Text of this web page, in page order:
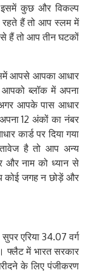
कुछ और विकल्प
रहते हैं तो आप स्लम में
हैं तो आप तीन घटकों
आपसे आपका आधार
आपको ब्लॉक में अपना
अगर आपके पास आधार
12 अंकों का नंबर
कार्ड पर दिया गया
है तो आप अन्य
और नाम को ध्यान से
कोई जगह न छोड़ें और
एरिया 34.07 वर्ग
फ्लैट में भारत सरकार
के लिए पंजीकरण